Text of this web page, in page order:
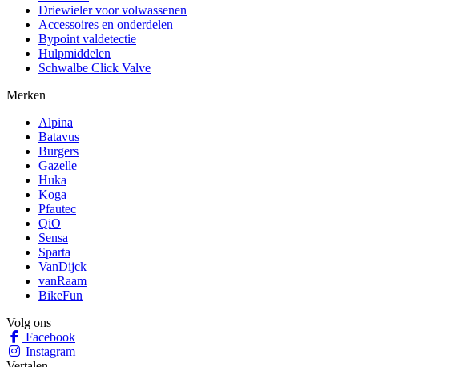
Driewieler voor volwassenen
Accessoires en onderdelen
Bypoint valdetectie
Hulpmiddelen
Schwalbe Click Valve
Merken
Alpina
Batavus
Burgers
Gazelle
Huka
Koga
Pfautec
QiO
Sensa
Sparta
VanDijck
vanRaam
BikeFun
Volg ons
Facebook
Instagram